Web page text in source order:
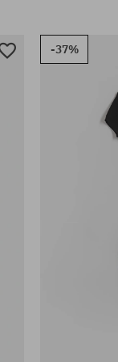
-37%